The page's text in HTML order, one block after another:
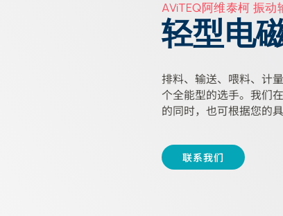
AViTEQ阿维泰柯 振动
轻型电
排料、输送、喂料、计
个全能型的选手。我们
的同时，也可根据您的
联系我们